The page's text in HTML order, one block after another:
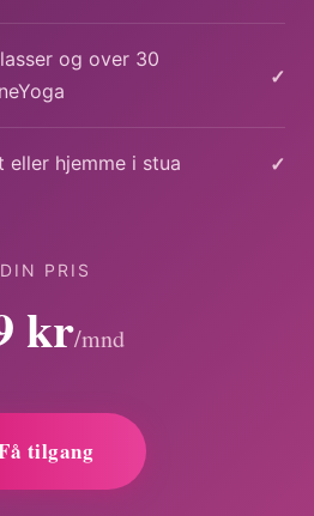
og over 30
✓
hjemme i stua ✓
DIN PRIS
kr/mnd
tilgang